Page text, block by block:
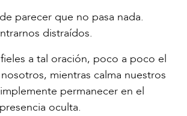
parecer que no pasa nada.
distraídos.
a tal oración, poco a poco el
mientras calma nuestros
permanecer en el
oculta.